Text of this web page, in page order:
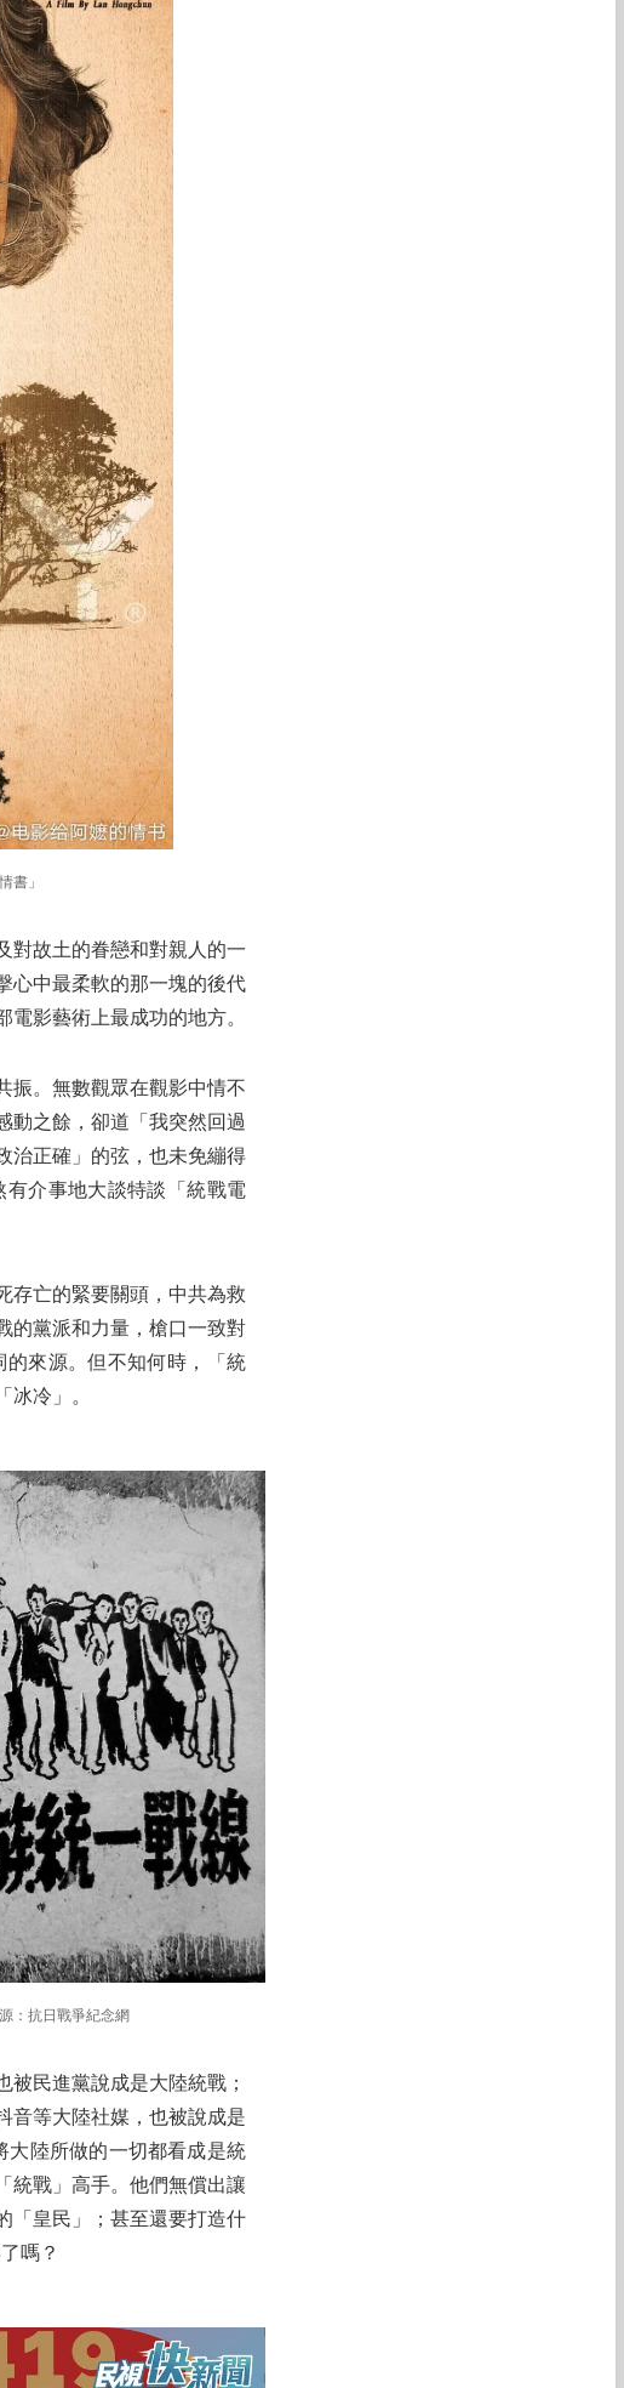
書」
對故土的眷戀和對親人的一
心中最柔軟的那一塊的後代
影藝術上最成功的地方。
振。無數觀眾在觀影中情不
動之餘，卻道「我突然回過
治正確」的弦，也未免繃得
介事地大談特談「統戰電
存亡的緊要關頭，中共為救
的黨派和力量，槍口一致對
來源。但不知何時，「統
冰冷」。
：抗日戰爭紀念網
民進黨說成是大陸統戰；
音等大陸社媒，也被說成是
大陸所做的一切都看成是統
統戰」高手。他們無償出讓
「皇民」；甚至還要打造什
嗎？